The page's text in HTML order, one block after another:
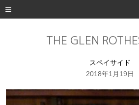
THE GLEN
スペイサイド
2018年1月19日